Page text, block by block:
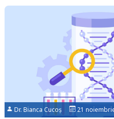
Dr. Bianca Cucoș 21